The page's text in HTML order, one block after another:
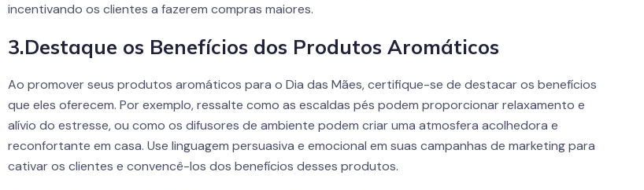
incentivando os clientes a fazerem compras maiores.
3.Destaque os Benefícios dos Produtos Aromáticos
Ao promover seus produtos aromáticos para o Dia das Mães, certifique-se de destacar os benefícios
que eles oferecem. Por exemplo, ressalte como as escaldas pés podem proporcionar relaxamento e
alívio do estresse, ou como os difusores de ambiente podem criar uma atmosfera acolhedora e
reconfortante em casa. Use linguagem persuasiva e emocional em suas campanhas de marketing para
cativar os clientes e convencê-los dos benefícios desses produtos.